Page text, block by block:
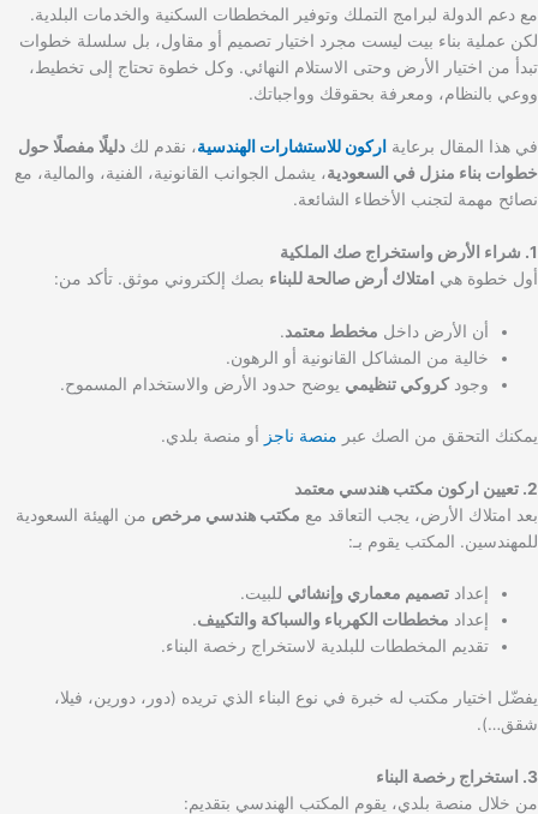
مع دعم الدولة لبرامج التملك وتوفير المخططات السكنية والخدمات البلدية.
لكن عملية بناء بيت ليست مجرد اختيار تصميم أو مقاول، بل سلسلة خطوات
تبدأ من اختيار الأرض وحتى الاستلام النهائي. وكل خطوة تحتاج إلى تخطيط،
ووعي بالنظام، ومعرفة بحقوقك وواجباتك.
في هذا المقال برعاية اركون للاستشارات الهندسية، نقدم لك دليلًا مفصلًا حول
خطوات بناء منزل في السعودية، يشمل الجوانب القانونية، الفنية، والمالية، مع
نصائح مهمة لتجنب الأخطاء الشائعة.
1. شراء الأرض واستخراج صك الملكية
أول خطوة هي
امتلاك أرض صالحة للبناء بصك إلكتروني موثق. تأكد من:
أن الأرض داخل مخطط معتمد.
خالية من المشاكل القانونية أو الرهون.
وجودكروكي تنظيمي يوضح حدود الأرض والاستخدام المسموح.
يمكنك التحقق من الصك عبر منصة ناجز أو منصة بلدي.
2. تعيين اركون مكتب هندسي معتمد
بعد امتلاك الأرض، يجب التعاقد مع مكتب هندسي مرخص من الهيئة السعودية
للمهندسين. المكتب يقوم بـ:
إعدادتصميم معماري وإنشائي للبيت.
إعداد مخططات الكهرباء والسباكة والتكييف.
تقديم المخططات للبلدية لاستخراج رخصة البناء.
يفضّل اختيار مكتب له خبرة في نوع البناء الذي تريده (دور، دورين، فيلا،
شقق…).
3. استخراج رخصة البناء
من خلال منصة بلدي، يقوم المكتب الهندسي بتقديم: